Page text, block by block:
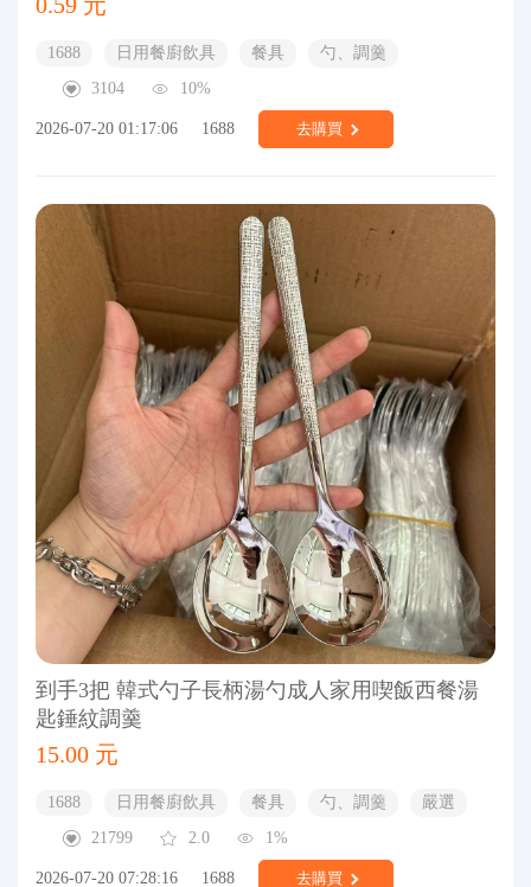
1688 日用餐廚飲具 餐具
勺、調羹
3104
10%
2026-07-20 01:17:06 1688 去購買
到手3把 韓式勺子長柄湯勺成人家用喫飯西餐湯
匙錘紋調羹
15.00 元
1688 日用餐廚飲具 餐具 勺、調羹
嚴選
21799
2.0 1%
2026-07-20 07:28:16 1688 去購買